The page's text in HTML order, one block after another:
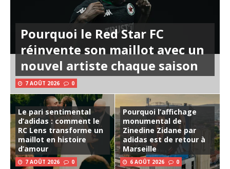
Pourquoi le Red Star FC
réinvente son maillot avec un
nouvel artiste chaque saison
7 AOÛT 2026 0
Le pari sentimental
d’adidas : comment le
RC Lens transforme un
maillot en histoire
d’amour
7 AOÛT 2026 0
Pourquoi l’affichage
monumental de
Zinedine Zidane par
adidas est de retour à
Marseille
6 AOÛT 2026 0